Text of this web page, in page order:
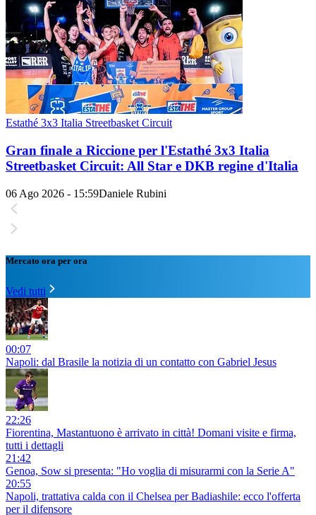
Estathé 3x3 Italia Streetbasket Circuit
Gran finale a Riccione per l'Estathé 3x3 Italia
Streetbasket Circuit: All Star e DKB regine d'Italia
06 Ago 2026 - 15:59Daniele Rubini
Mercato ora per ora
Vedi tutti
00:07
Napoli: dal Brasile la notizia di un contatto con Gabriel Jesus
22:26
Fiorentina, Mastantuono è arrivato in città! Domani visite e firma,
tutti i dettagli
21:42
Genoa, Sow si presenta: "Ho voglia di misurarmi con la Serie A"
20:55
Napoli, trattativa calda con il Chelsea per Badiashile: ecco l'offerta
per il difensore